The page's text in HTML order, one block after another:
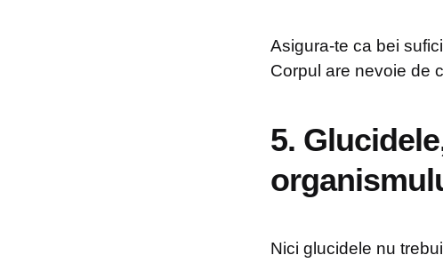
Asigura-te ca bei
Corpul are nevoie de
5.
Nici glucidele nu